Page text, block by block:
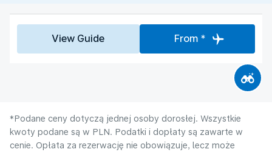
View Guide From *
*Podane ceny dotyczą jednej osoby dorosłej. Wszystkie
kwoty podane są w PLN. Podatki i dopłaty są zawarte w
cenie. Opłata za rezerwację nie obowiązuje, lecz może